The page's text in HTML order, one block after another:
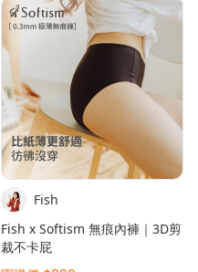
Fish
Fish x Softism 無痕內褲｜3D剪
裁不卡屁